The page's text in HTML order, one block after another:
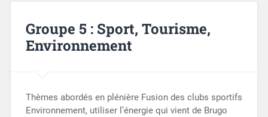
Groupe 5 : Sport, Tourisme,
Environnement
Thèmes abordés en plénière Fusion des clubs sportifs
Environnement, utiliser l’énergie qui vient de Brugo